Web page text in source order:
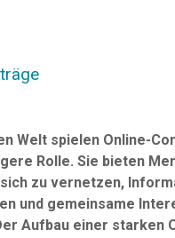
Welt spielen Online-
Rolle. Sie bieten
zu vernetzen,
und gemeinsame
Aufbau einer starken